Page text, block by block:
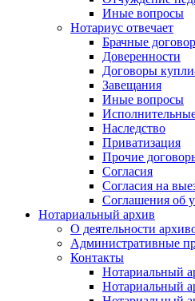
Иные вопросы
Нотариус отвечает
Брачные
Доверенности
Договоры
Завещания
Иные вопросы
Наследство
Приватизация
Прочие
Согласия
Согласия на
Соглашения об
Нотариальный архив
О деятельности
Административные
Контакты
Нотариальный
Нотариальный